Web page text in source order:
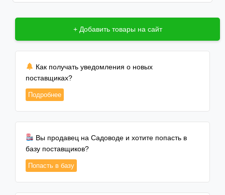
+ Добавить товары на сайт
Как получать уведомления о новых
поставщиках?
Подробнее
Вы продавец на Садоводе и хотите попасть в
базу поставщиков?
Попасть в базу